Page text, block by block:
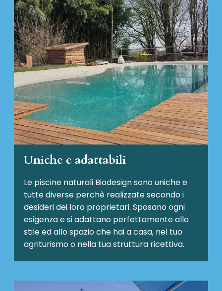
Uniche e adattabili
Le piscine naturali Biodesignsono uniche e
tutte diverse perchè realizzate secondo i
desideri dei loro proprietari. Sposano ogni
esigenza e si adattano perfettamente allo
stile ed allo spazio che hai a casa, nel tuo
agriturismo o nella tua struttura ricettiva.